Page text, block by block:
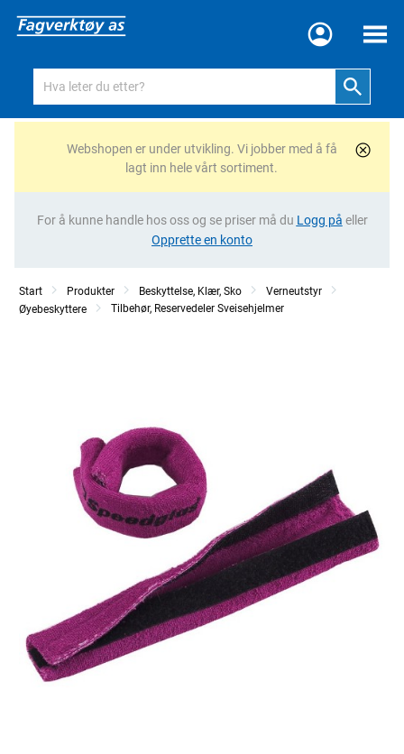
Meny
Webshopen er under utvikling. Vi jobber med å få
lagt inn hele vårt sortiment.
For å kunne handle hos oss og se priser må du Logg på eller
Opprette en konto
Start Produkter Beskyttelse, Klær, Sko
Verneutstyr
Øyebeskyttere
Tilbehør, Reservedeler Sveisehjelmer